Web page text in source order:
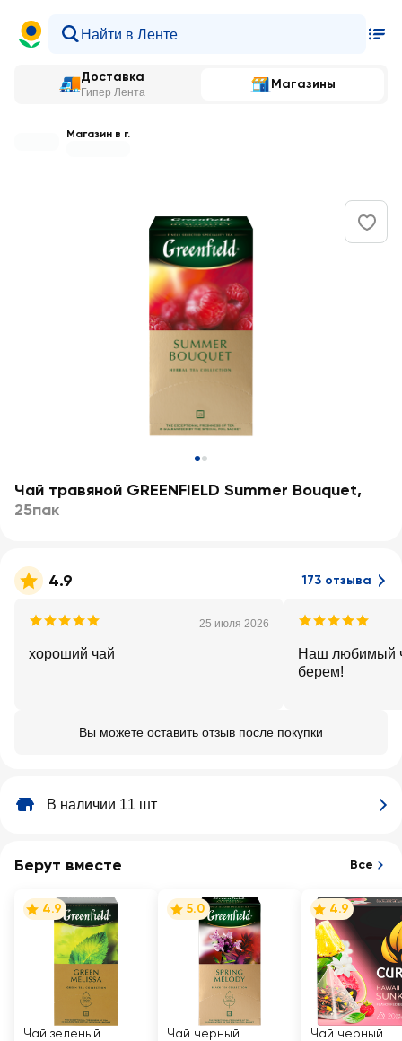
Доставка
Гипер Лента
Магазины
Магазин в г.
Чай травяной GREENFIELD Summer Bouquet,
25пак
4.9 173 отзыва
25 июля 2026
хороший чай
Наш любимый
берем!
Вы можете оставить отзыв после покупки
В наличии 11 шт
Берут вместе Все
4.9
Чай зеленый
5.0
Чай черный
4.9
Чай черный